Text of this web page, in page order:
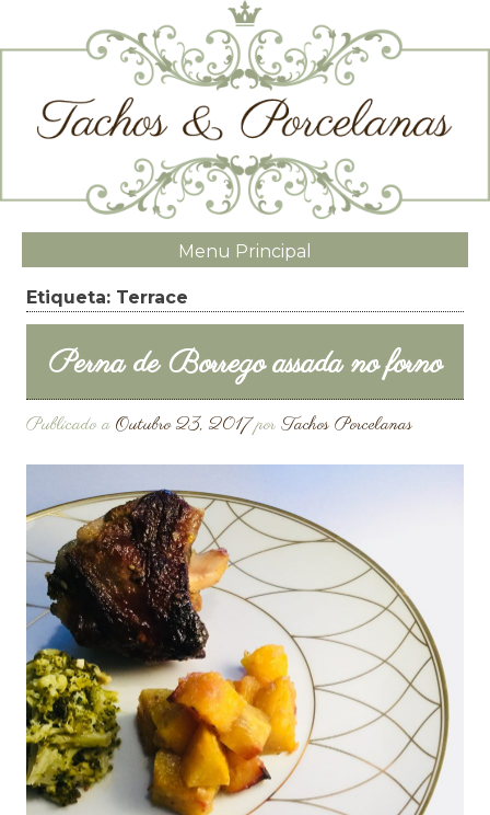
Menu Principal
Etiqueta: Terrace
Perna de Borrego assada no forno
Publicado a Outubro 23, 2017por Tachos Porcelanas